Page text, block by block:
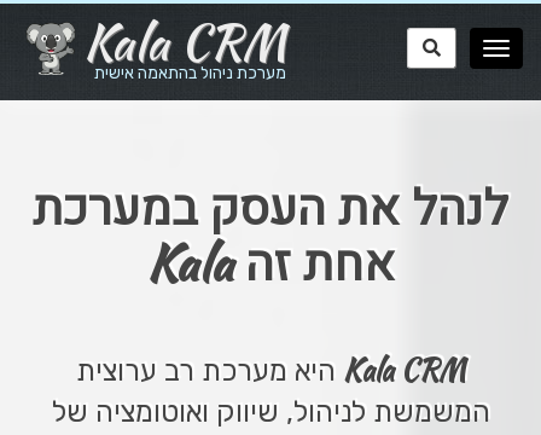
Kala CRM
מערכת ניהול בהתאמה אישית
לנהל את העסק במערכת
אחת זהKala
Kala CRM היא מערכת רב ערוצית
המשמשת לניהול, שיווק ואוטומציה של